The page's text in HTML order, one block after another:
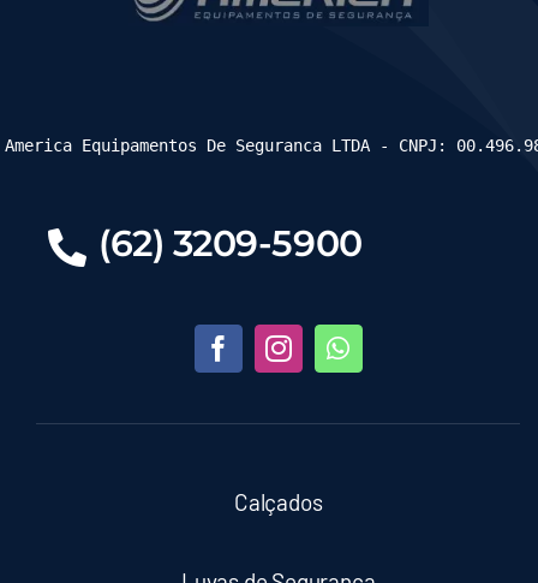
(62) 3209-5900
Calçados
Equipamentos De Seguranca LTDA - CNPJ: